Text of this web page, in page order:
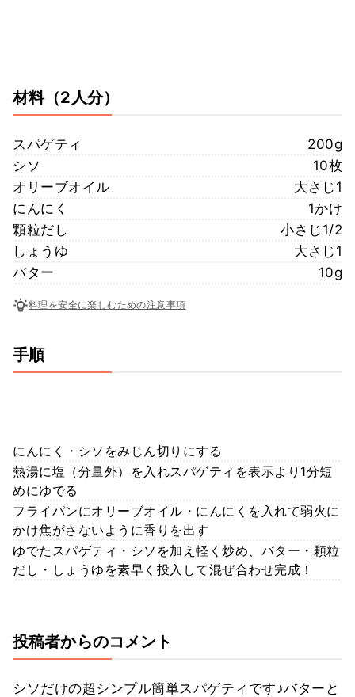
材料（2人分）
スパゲティ
200g
シソ
10枚
オリーブオイル
大さじ1
にんにく
1かけ
顆粒だし
小さじ1/2
しょうゆ
大さじ1
バター
10g
料理を安全に楽しむための注意事項
手順
にんにく・シソをみじん切りにする
熱湯に塩（分量外）を入れスパゲティを表示より1分短
めにゆでる
フライパンにオリーブオイル・にんにくを入れて弱火に
かけ焦がさないように香りを出す
ゆでたスパゲティ・シソを加え軽く炒め、バター・顆粒
だし・しょうゆを素早く投入して混ぜ合わせ完成！
投稿者からのコメント
シソだけの超シンプル簡単スパゲティです♪バターと